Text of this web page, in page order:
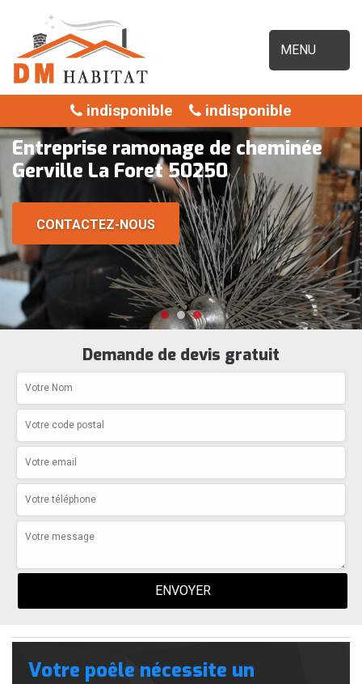
MENU
indisponible indisponible
Entreprise ramonage de cheminée
Gerville La Foret 50250
CONTACTEZ-NOUS
Demande de devis gratuit
Votre poêle nécessite un